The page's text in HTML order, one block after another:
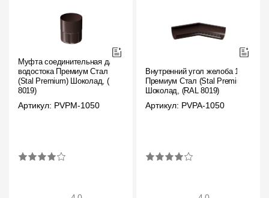
Муфта соединительная для
водостока Премиум Стал
(Stal Premium) Шоколад, (RAL
8019)
Артикул: PVPM-1050
Внутренний угол желоба 135˚
Премиум Стал (Stal Premium)
Шоколад, (RAL 8019)
Артикул: PVPA-1050